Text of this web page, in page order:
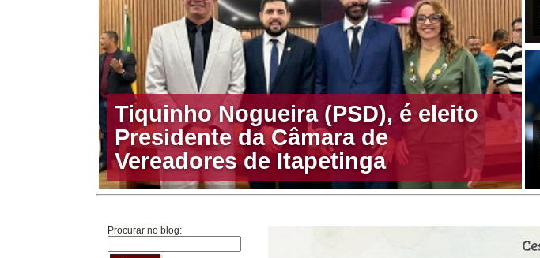
Tiquinho Nogueira (PSD), é eleito
Presidente da Câmara de
Vereadores de Itapetinga
Procurar no blog: